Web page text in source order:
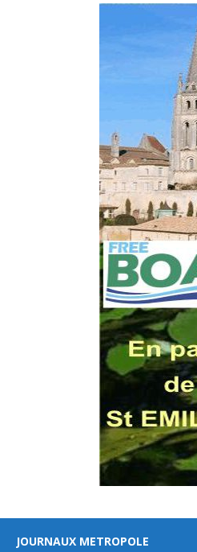
JOURNAUX METROPOLE